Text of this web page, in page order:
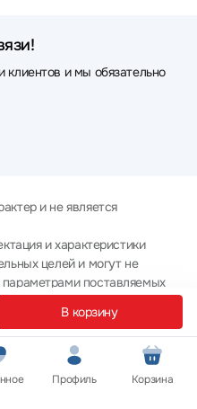
В корзину
и мы обязательно
и не является
и характеристики
целей и могут не
поставляемых
у менеджера при
«Эпл Тэк»
Профиль Корзина